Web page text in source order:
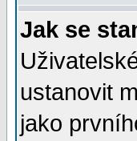
Jak se
ustanovit
jako